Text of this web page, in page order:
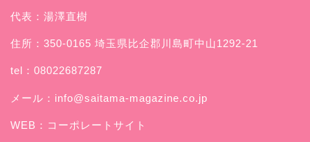
代表：湯澤直樹
住所：350-0165 埼玉県比企郡川島町中山1292-21
tel：08022687287
メール： info@saitama-magazine.co.jp
WEB： コーポレートサイト